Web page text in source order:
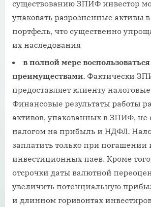
существованию ЗПИФ инвестор
упаковать разрозненные активы
портфель, что существенно
их наследования
в полной мере
преимуществами. Фактически
предоставляет клиенту
Финансовые результаты работы
активов, упакованных в ЗПИФ, не
налогом на прибыль и НДФЛ.
заплатить только при
инвестиционных паев. Кроме
отсрочки даты валютной
увеличить потенциальную
и длинном горизонтах